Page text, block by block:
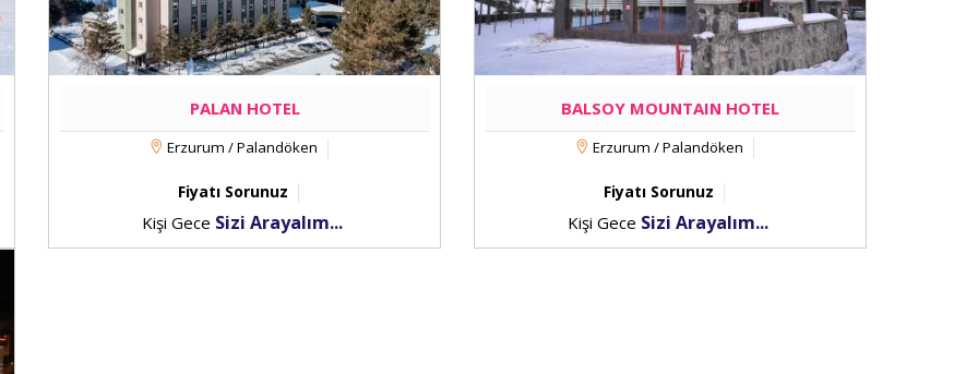
PALAN HOTEL
Erzurum / Palandöken
Fiyatı Sorunuz
Kişi Gece Sizi Arayalım...
BALSOY MOUNTAIN HOTEL
Erzurum / Palandöken
Fiyatı Sorunuz
Kişi Gece Sizi Arayalım...